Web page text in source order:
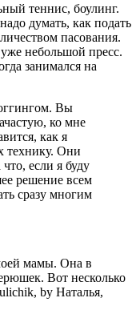
теннис, боулинг.
думать, как подать
пасования.
небольшой пресс.
занимался на
Вы
ко мне
как я
технику. Они
если я буду
решение всем
сразу многим
мамы. Она в
Вот несколько
by Наталья,